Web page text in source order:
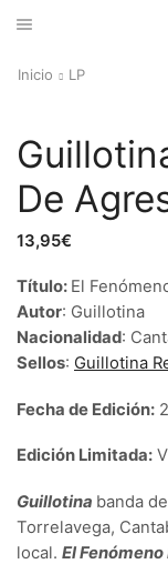
Inicio LP
De
13,95€
Título: El
Autor: Guillotina
Nacionalidad:
Sellos: Guillotina
Fecha de Edición:
Edición Limitada:
Guillotina banda
Torrelavega,
local. El